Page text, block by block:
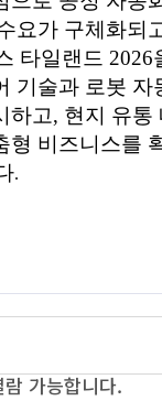
가능합니다.